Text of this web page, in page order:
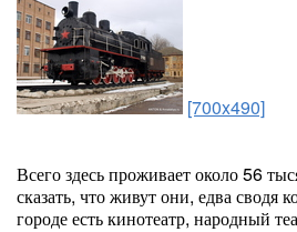
[700x490]
Всего здесь проживает около 56
сказать, что живут они, едва сводя
городе есть кинотеатр, народный